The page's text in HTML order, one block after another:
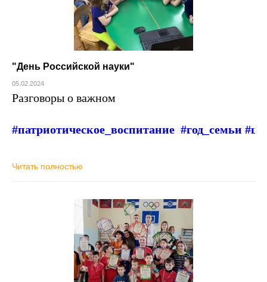
"День Российской науки"
05.02.2024
Разговоры о важном
#патриотическое_воспитание #год_семьи
Читать полностью